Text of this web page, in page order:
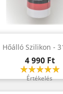
Hőálló Szilikon -
Ár
4 990 Ft
Értékelés